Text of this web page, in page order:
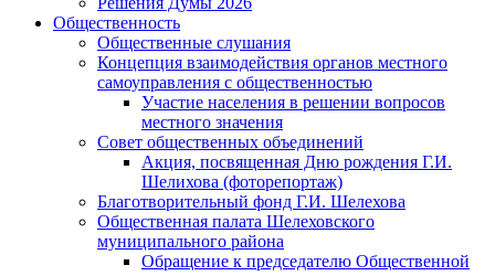
Общественность
Общественные слушания
Концепция взаимодействия органов местного
самоуправления с общественностью
Участие населения в решении вопросов
местного значения
Совет общественных объединений
Акция, посвященная Дню рождения Г.И.
Шелихова (фоторепортаж)
Благотворительный фонд Г.И. Шелехова
Общественная палата Шелеховского
муниципального района
Обращение к председателю Общественной